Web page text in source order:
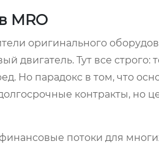
MRO
оригинального
двигатель. Тут все строго:
Но парадокс в том, что
контракты, но
потоки для